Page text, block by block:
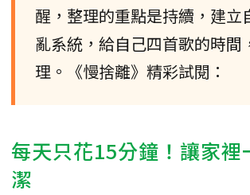
醒，整理的重點是持續，建立
亂系統，給自己四首歌的時間
理。《慢捨離》精彩試閱：
每天只花15分鐘！讓家裡
潔